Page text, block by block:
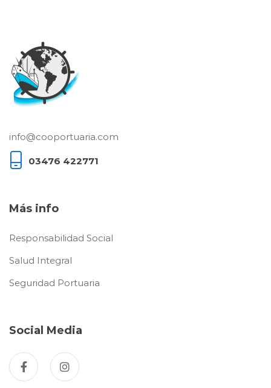
info@cooportuaria.com
03476 422771
Más info
Responsabilidad Social
Salud Integral
Seguridad Portuaria
Social Media